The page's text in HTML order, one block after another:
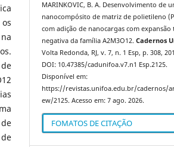
MARINKOVIC, B. A. Desenvolvimento de
nanocompósito de matriz de polietileno
com adição de nanocargas com expansão
negativa da família A2M3O12.Cadernos
Volta Redonda, RJ, v. 7, n. 1 Esp, p. 308,
DOI: 10.47385/cadunifoa.v7.n1 Esp.2125.
Disponível em:
https://revistas.unifoa.edu.br/cadernos/
ew/2125. Acesso em: 7 ago. 2026.
FOMATOS DE CITAÇÃO